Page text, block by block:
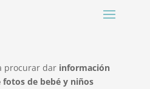
procurar dar información
de bebé y niños